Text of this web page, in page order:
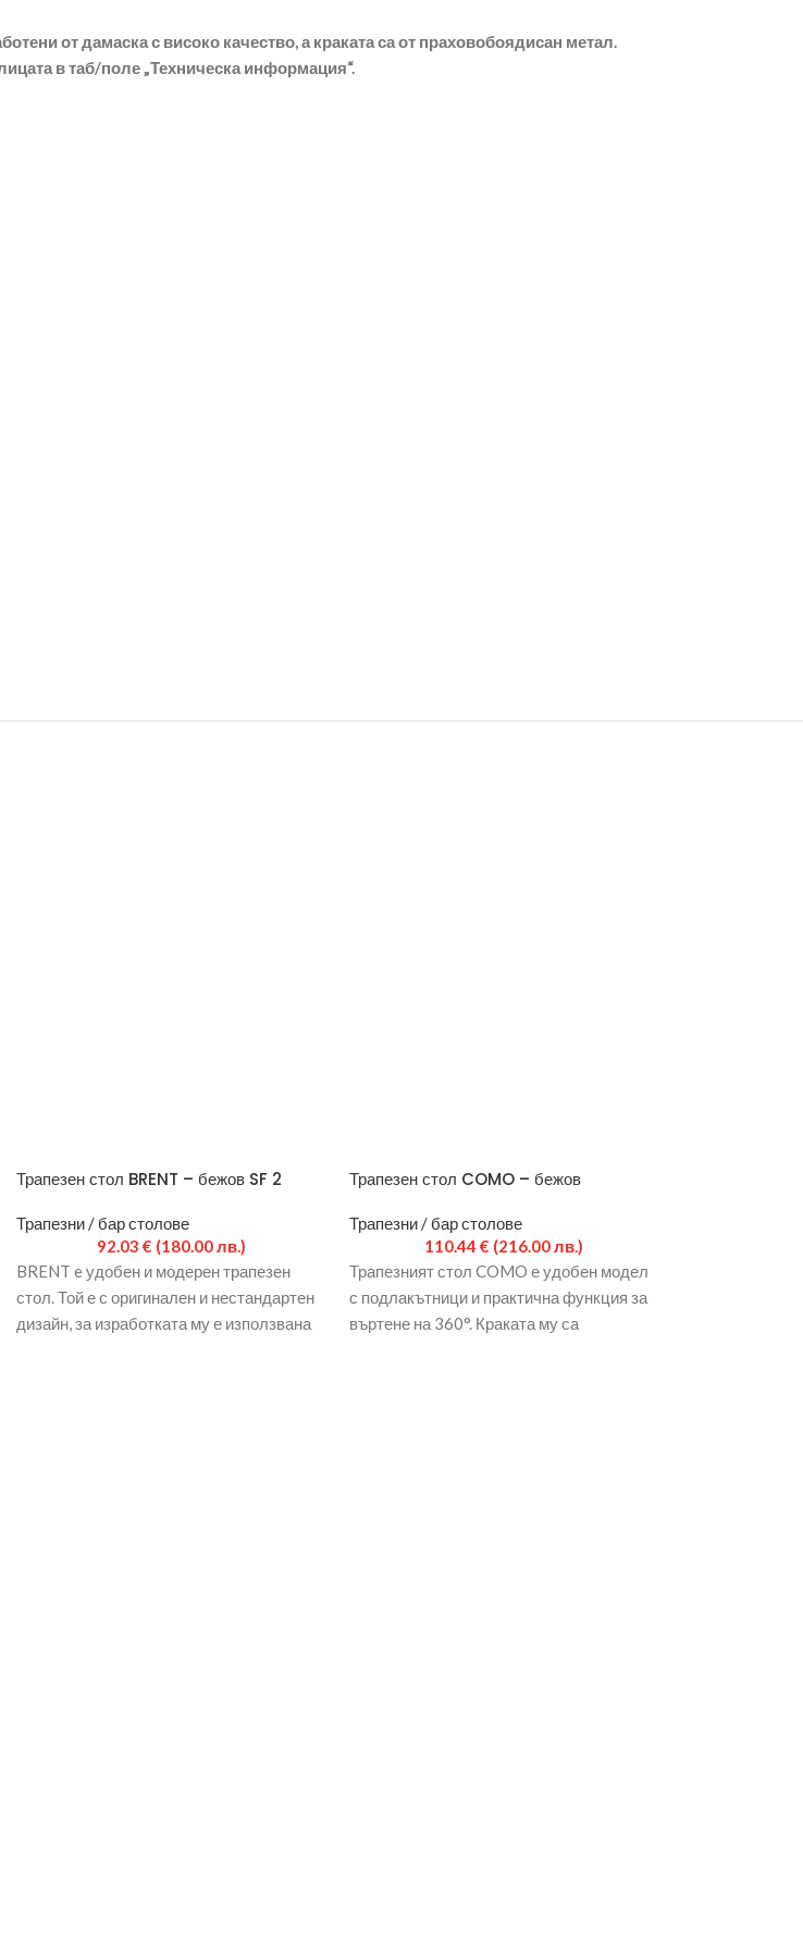
от дамаска с високо качество, а краката са от праховобоядисан метал.
в таб/поле „Техническа информация“.
Трапезен стол BRENT – бежов SF 2
Трапезни / бар столове
92.03€ (180.00 лв.)
BRENT e удобен и модерен трапезен
стол. Той е с оригинален и нестандартен
дизайн, за изработката му е използвана
Трапезен стол COMO – бежов
Трапезни / бар столове
110.44€ (216.00 лв.)
Трапезният стол COMO е удобен модел
с подлакътници и практична функция за
въртене на 360°. Краката му са